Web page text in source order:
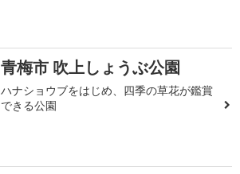
青梅市 吹上しょうぶ公園
ハナショウブをはじめ、四季の草花が鑑賞
できる公園